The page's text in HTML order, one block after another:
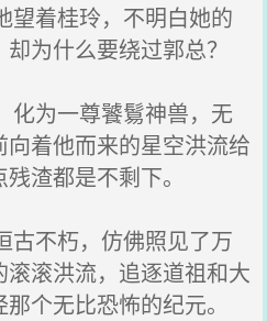
着桂玲，不明白她的
为什么要绕过郭总？
为一尊饕鬄神兽，无
着他而来的星空洪流给
渣都是不剩下。
不朽，仿佛照见了万
滚洪流，追逐道祖和大
个无比恐怖的纪元。